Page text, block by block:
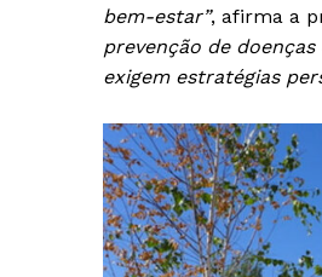
bem-estar”, afirma a
prevenção de
exigem estratégias